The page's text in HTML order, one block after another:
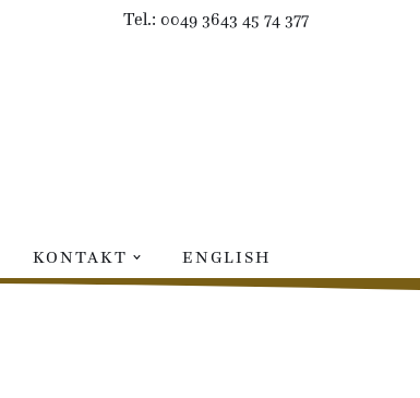
Tel.: 0049 3643 45 74 377
KONTAKT ENGLISH